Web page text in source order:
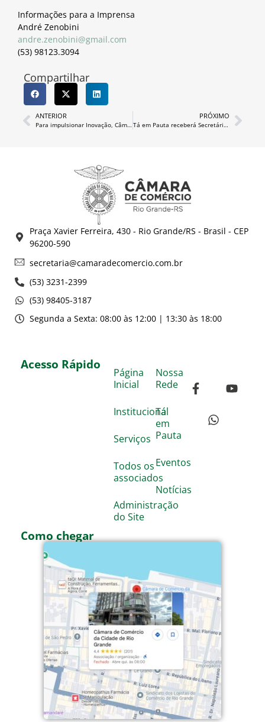
Informações para a Imprensa
André Zenobini
andre.zenobini@gmail.com
(53) 98123.3094
Compartilhar
ANTERIOR
Para impulsionar Inovação, Câmara de Comércio inicia Escola de Investidores
PRÓXIMO
Tá em Pauta receberá Secretário de Inovação de Porto Alegre
Praça Xavier Ferreira, 430 - Rio Grande/RS - Brasil - CEP
96200-590
secretaria@camaradecomercio.com.br
(53) 3231-2399
(53) 98405-3187
Segunda a Sexta: 08:00 às 12:00 | 13:30 às 18:00
Acesso Rápido
Página
Inicial
Institucional
Serviços
Todos os
associados
Administração
do Site
Nossa
Rede
Tá
em
Pauta
Eventos
Notícias
Como chegar